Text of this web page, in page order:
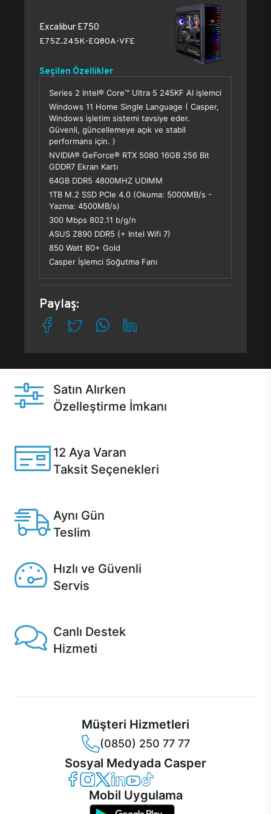
Excalibur E750
E75Z.245K-EQ80A-VFE
Seçilen Özellikler
Series 2 Intel® Core™ Ultra 5 245KF AI işlemci
Windows 11 Home Single Language ( Casper,
Windows işletim sistemi tavsiye eder.
Güvenli, güncellemeye açık ve stabil
performans için. )
NVIDIA® GeForce® RTX 5080 16GB 256 Bit
GDDR7 Ekran Kartı
64GB DDR5 4800MHZ UDIMM
1TB M.2 SSD PCle 4.0 (Okuma: 5000MB/s -
Yazma: 4500MB/s)
300 Mbps 802.11 b/g/n
ASUS Z890 DDR5 (+ Intel Wifi 7)
850 Watt 80+ Gold
Casper İşlemci Soğutma Fanı
Paylaş:
Satın Alırken
Özelleştirme İmkanı
12 Aya Varan
Taksit Seçenekleri
Aynı Gün
Teslim
Hızlı ve Güvenli
Servis
Canlı Destek
Hizmeti
Müşteri Hizmetleri
(0850) 250 77 77
Sosyal Medyada Casper
Casper Facebook
Casper Instagram
Casper Twitter
Casper LinkedIn
Casper YouTube
Casper TikTok
Mobil Uygulama